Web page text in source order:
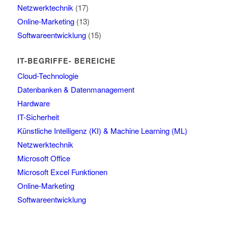
Netzwerktechnik (17)
Online-Marketing(13)
Softwareentwicklung(15)
IT-BEGRIFFE- BEREICHE
Cloud-Technologie
Datenbanken & Datenmanagement
Hardware
IT-Sicherheit
Künstliche Intelligenz (KI) & Machine Learning (ML)
Netzwerktechnik
Microsoft Office
Microsoft Excel Funktionen
Online-Marketing
Softwareentwicklung